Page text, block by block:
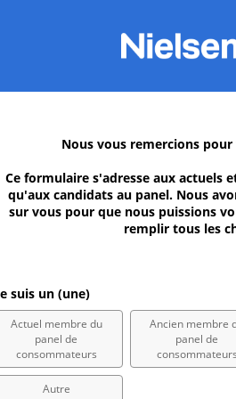
Nous vous remercions
Ce formulaire s'adresse aux actuels
qu'aux candidats au panel. Nous
sur vous pour que nous puissions
remplir tous les
suis un (une)
Actuel membre du
panel de
consommateurs
Ancien membre
panel de
consommateurs
Autre